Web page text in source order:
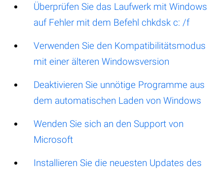
Überprüfen Sie das Laufwerk mit Windows
auf Fehler mit dem Befehl chkdsk c: /f
Verwenden Sie den Kompatibilitätsmodus
mit einer älteren Windowsversion
Deaktivieren Sie unnötige Programme aus
dem automatischen Laden von Windows
Wenden Sie sich an den Support von
Microsoft
Installieren Sie die neuesten Updates des